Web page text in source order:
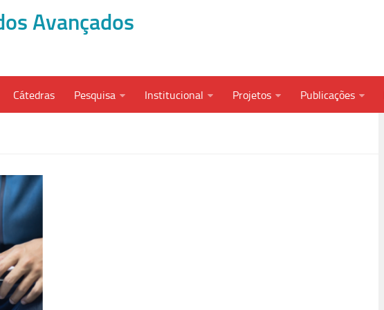
Avançados
Cátedras Pesquisa Institucional Projetos Publicações